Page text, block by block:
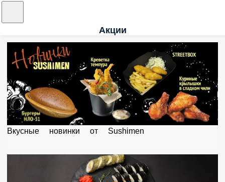
Акции
Вкусные новинки от Sushimen